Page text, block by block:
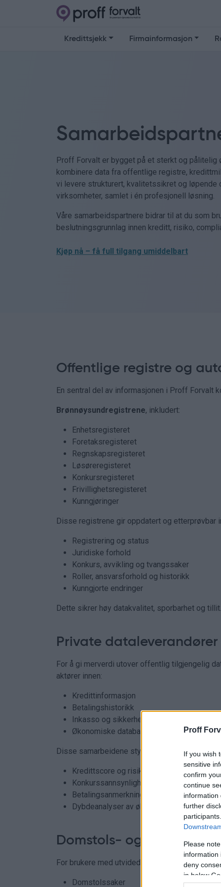
Proff
If you wish
sensitive
confirm
continue
information
further
Please
information
deny
in below
Kredittsjekk Firmainformasjon
Proff Forvalt er bygget på et sterkt og pålitelig
kombinere data fra offentlige registre,
vi levere strukturert, kvalitetssikret og løpende
virksomheter, samlet i én profesjonell løsning.
Våre samarbeidspartnere bidrar til at du som
beslutningsgrunnlag innen kreditt, risiko,
Kjøp nå – få full tilgang umiddelbart
Offentlige registre og
En sentral del av informasjonen i Proff Forvalt
Brønnøysundregistrene, inkludert:
Enhetsregisteret
Foretaksregisteret
Regnskapsregisteret
Løsøreregisteret
Konkursregisteret
Frivillighetsregisteret
Kunngjøringer
Disse registrene gir oppdatert og etterprøvbar
Registrering og status
Juridiske forhold
Konkurs, avvikling og tvangssaker
Roller, ansvarsforhold og historikk
Kunngjorte endringer
Dette sikrer høy datakvalitet, sporbarhet og tillit.
Private
For å gi merverdi utover offentlig tilgjengelig
aktører innen:
Kredittinformasjon
Betalingshistorikk
Inkasso og sikkerhetsinformasjon
Økonomiske databaser og bransjekilder
Disse samarbeidene styrker blant annet:
Kredittscore og risikomodeller
Konkurssannsynlighet
Betalingsanmerkninger og pantinformasjon
Dybdeanalyser av økonomi og utvikling
Domstols- og
For brukere med utvidede behov tilbyr vi
Domstolssaker